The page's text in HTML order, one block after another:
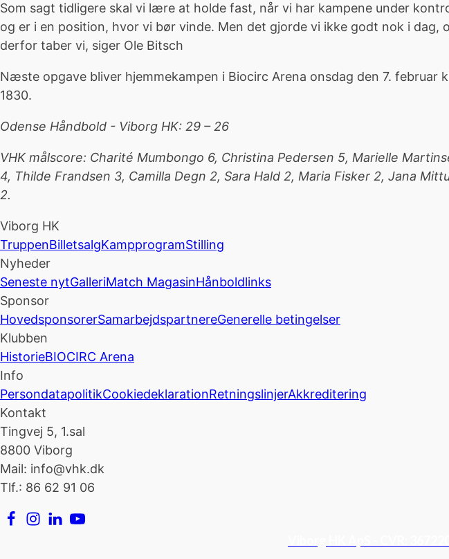
Som sagt tidligere skal vi lære at holde fast, når vi har kampene under
og er i en position, hvor vi bør vinde. Men det gjorde vi ikke godt nok i dag,
derfor taber vi, siger Ole Bitsch
Næste opgave bliver hjemmekampen i Biocirc Arena onsdag den 7. februar
1830.
Odense Håndbold - Viborg HK: 29 – 26
VHK målscore: Charité Mumbongo 6, Christina Pedersen 5, Marielle
4, Thilde Frandsen 3, Camilla Degn 2, Sara Hald 2, Maria Fisker 2, Jana
2.
Viborg HK
TruppenBilletsalgKampprogramStilling
Nyheder
Seneste nytGalleriMatch MagasinHånboldlinks
Sponsor
HovedsponsorerSamarbejdspartnereGenerelle betingelser
Klubben
HistorieBIOCIRC Arena
Info
PersondatapolitikCookiedeklarationRetningslinjerAkkreditering
Kontakt
Tingvej 5, 1.sal
8800 Viborg
Mail: info@vhk.dk
Tlf.: 86 62 91 06